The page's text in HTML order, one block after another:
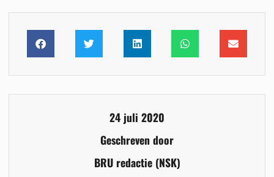
24 juli 2020
Geschreven door
BRU redactie (NSK)